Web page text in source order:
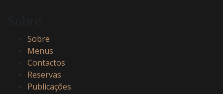
Sobre
Menus
Contactos
Reservas
Publicações